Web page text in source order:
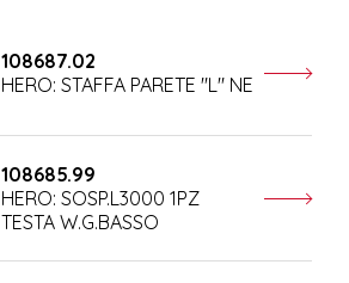
108687.02
HERO: STAFFA PARETE "L" NE
108685.99
HERO: SOSP.L3000 1PZ
TESTA W.G.BASSO